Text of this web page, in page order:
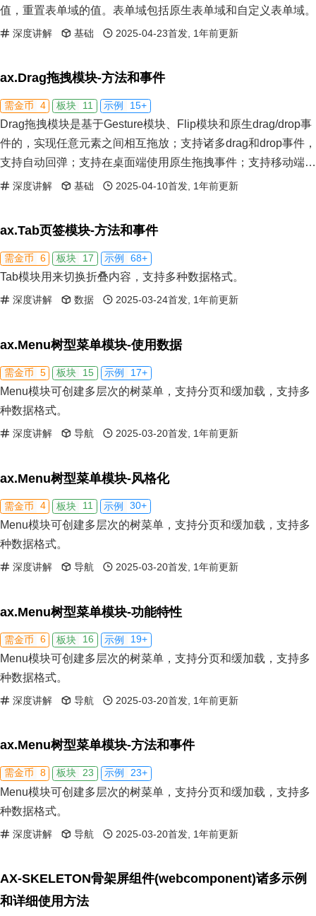
值，重置表单域的值。表单域包括原生表单域和自定义表单域。
深度讲解 基础 2025-04-23首发, 1年前更新
ax.Drag拖拽模块-方法和事件
需金币 4 板块 11 示例 15+
Drag拖拽模块是基于Gesture模块、Flip模块和原生drag/drop事
件的，实现任意元素之间相互拖放；支持诸多drag和drop事件，
支持自动回弹；支持在桌面端使用原生拖拽事件；支持移动端
drag拖拽。
深度讲解 基础 2025-04-10首发, 1年前更新
ax.Tab页签模块-方法和事件
需金币 6 板块 17 示例 68+
Tab模块用来切换折叠内容，支持多种数据格式。
深度讲解 数据 2025-03-24首发, 1年前更新
ax.Menu树型菜单模块-使用数据
需金币 5 板块 15 示例 17+
Menu模块可创建多层次的树菜单，支持分页和缓加载，支持多
种数据格式。
深度讲解 导航 2025-03-20首发, 1年前更新
ax.Menu树型菜单模块-风格化
需金币 4 板块 11 示例 30+
Menu模块可创建多层次的树菜单，支持分页和缓加载，支持多
种数据格式。
深度讲解 导航 2025-03-20首发, 1年前更新
ax.Menu树型菜单模块-功能特性
需金币 6 板块 16 示例 19+
Menu模块可创建多层次的树菜单，支持分页和缓加载，支持多
种数据格式。
深度讲解 导航 2025-03-20首发, 1年前更新
ax.Menu树型菜单模块-方法和事件
需金币 8 板块 23 示例 23+
Menu模块可创建多层次的树菜单，支持分页和缓加载，支持多
种数据格式。
深度讲解 导航 2025-03-20首发, 1年前更新
AX-SKELETON骨架屏组件(webcomponent)诸多示例
和详细使用方法